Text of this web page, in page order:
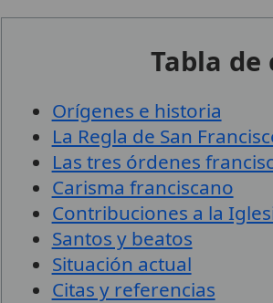
Tabla
Orígenes e historia
La Regla de San
Las tres órdenes
Carisma franciscano
Contribuciones a la
Santos y beatos
Situación actual
Citas y referencias